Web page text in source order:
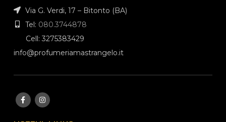
Via G. Verdi, 17 – Bitonto (BA)
Tel: 080.3744878
Cell: 3275383429
info@profumeriamastrangelo.it